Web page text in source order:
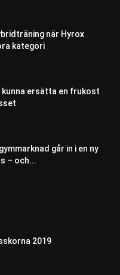
när Hyrox
kategori
kunna ersätta en frukost
går in i en ny
– och...
2019